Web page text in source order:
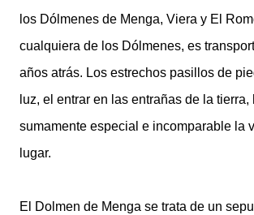
los Dólmenes de Menga, Viera y El
cualquiera de los Dólmenes, es
años atrás. Los estrechos pasillos de
luz, el entrar en las entrañas de la tierra,
sumamente especial e incomparable la
lugar.
El Dolmen de Menga se trata de un